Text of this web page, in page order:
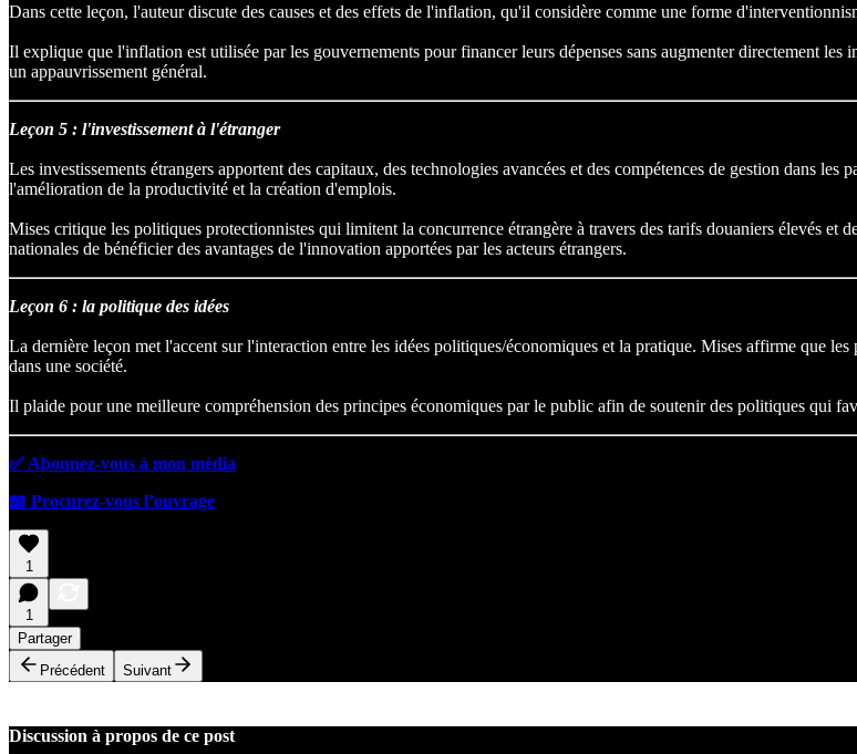
Dans cette leçon, l'auteur discute des causes et des effets de l'inflation, qu'il considère comme une forme
Il explique que l'inflation est utilisée par les gouvernements pour financer leurs dépenses sans augmenter directement
un appauvrissement général.
Leçon 5 : l'investissement à l'étranger
Les investissements étrangers apportent des capitaux, des technologies avancées et des compétences de gestion dans
l'amélioration de la productivité et la création d'emplois.
Mises critique les politiques protectionnistes qui limitent la concurrence étrangère à travers des tarifs douaniers élevés et
nationales de bénéficier des avantages de l'innovation apportées par les acteurs étrangers.
Leçon 6 : la politique des idées
La dernière leçon met l'accent sur l'interaction entre les idées politiques/économiques et la pratique. Mises affirme que
dans une société.
Il plaide pour une meilleure compréhension des principes économiques par le public afin de soutenir des politiques qui
✅ Abonnez-vous à mon média
📖 Procurez-vous l’ouvrage
1
1
Partager
Précédent
Suivant
Discussion à propos de ce post